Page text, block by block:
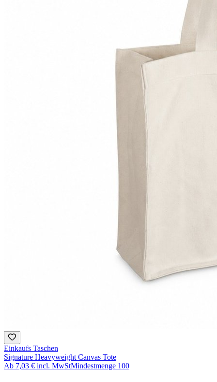
Einkaufs Taschen
Signature Heavyweight Canvas Tote
Ab 7,03 € incl. MwStMindestmenge 100